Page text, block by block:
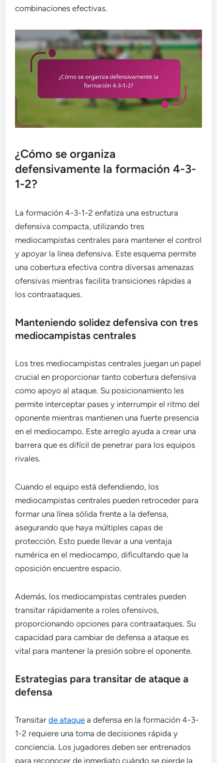
combinaciones efectivas.
¿Cómo se organiza
defensivamente la formación 4-3-
1-2?
La formación 4-3-1-2 enfatiza una estructura
defensiva compacta, utilizando tres
mediocampistas centrales para mantener el control
y apoyar la línea defensiva. Este esquema permite
una cobertura efectiva contra diversas amenazas
ofensivas mientras facilita transiciones rápidas a
los contraataques.
Manteniendo solidez defensiva con tres
mediocampistas centrales
Los tres mediocampistas centrales juegan un papel
crucial en proporcionar tanto cobertura defensiva
como apoyo al ataque. Su posicionamiento les
permite interceptar pases y interrumpir el ritmo del
oponente mientras mantienen una fuerte presencia
en el mediocampo. Este arreglo ayuda a crear una
barrera que es difícil de penetrar para los equipos
rivales.
Cuando el equipo está defendiendo, los
mediocampistas centrales pueden retroceder para
formar una línea sólida frente a la defensa,
asegurando que haya múltiples capas de
protección. Esto puede llevar a una ventaja
numérica en el mediocampo, dificultando que la
oposición encuentre espacio.
Además, los mediocampistas centrales pueden
transitar rápidamente a roles ofensivos,
proporcionando opciones para contraataques. Su
capacidad para cambiar de defensa a ataque es
vital para mantener la presión sobre el oponente.
Estrategias para transitar de ataque a
defensa
Transitarde ataque a defensa en la formación 4-3-
1-2 requiere una toma de decisiones rápida y
conciencia. Los jugadores deben ser entrenados
para reconocer de inmediato cuándo se pierde la